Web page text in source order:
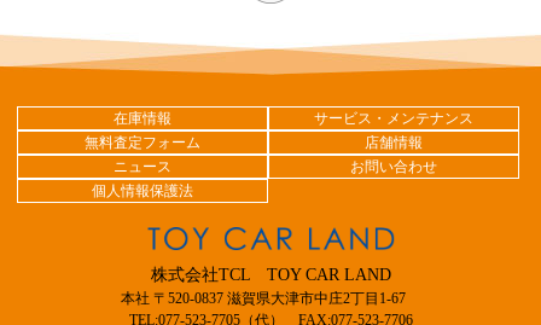
在庫情報
サービス・メンテナンス
無料査定フォーム
店舗情報
ニュース
お問い合わせ
個人情報保護法
株式会社TCL TOY CAR LAND
本社 〒520-0837 滋賀県大津市中庄2丁目1-67
TEL:077-523-7705（代） FAX:077-523-7706